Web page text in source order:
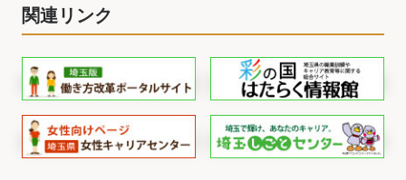
関連リンク